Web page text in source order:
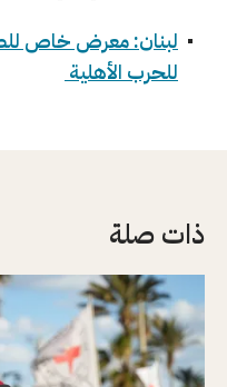
لبنان: معرض خاص
للحرب الأهلية
ذات صلة